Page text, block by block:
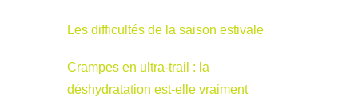
Les difficultés de la saison estivale
Crampes en ultra-trail : la
déshydratation est-elle vraiment